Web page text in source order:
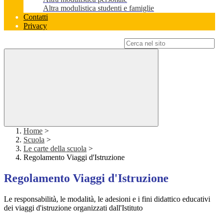
Altra modulistica studenti e famiglie
Contatti
Privacy
Home >
Scuola >
Le carte della scuola >
Regolamento Viaggi d'Istruzione
Regolamento Viaggi d'Istruzione
Le responsabilità, le modalità, le adesioni e i fini didattico educativi
dei viaggi d'istruzione organizzati dall'Istituto